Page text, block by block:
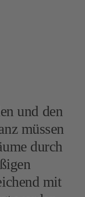
und den
müssen
durch
mit